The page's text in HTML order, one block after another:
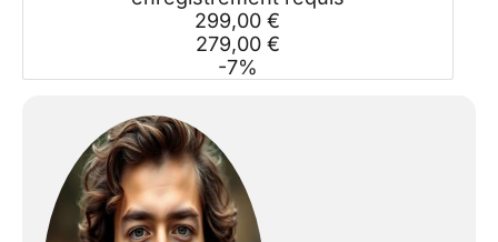
299,00 €
279,00 €
-7%